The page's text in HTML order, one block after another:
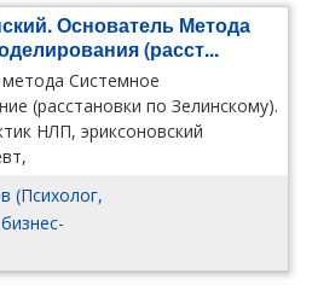
Основатель Метода
(расст...
Системное
(расстановки по Зелинскому).
НЛП, эриксоновский
(Психолог,